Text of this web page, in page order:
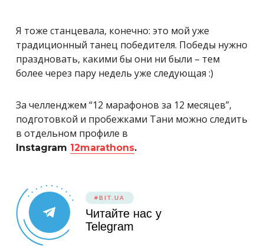
Я тоже станцевала, конечно: это мой уже
традиционный танец победителя. Победы нужно
праздновать, какими бы они ни были – тем
более через пару недель уже следующая :)
За челленджем “12 марафонов за 12 месяцев”,
подготовкой и пробежками Тани можно следить
в отдельном профиле в
Instagram 12marathons.
#BIT.UA
Читайте нас у
Telegram